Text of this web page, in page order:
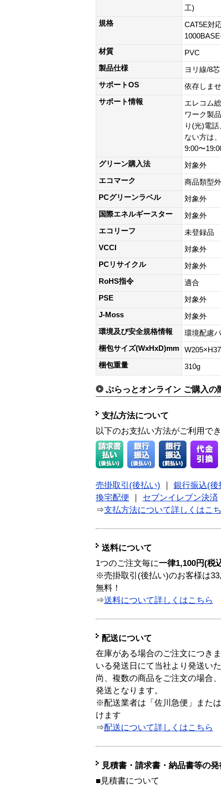
工)
規格
CAT5E対
材質
PVC
製品仕様
ヨリ線/8
サポートOS
依存しま
サポート情報
エレコム
ワーク製
り(光)電
ない方は
9:00〜
グリーン購入法
対象外
エコマーク
商品類型外
PCグリーンラベル
対象外
国際エネルギースター
対象外
エコリーフ
未登録品
VCCI
対象外
PCリサイクル
対象外
RoHS指令
適合
PSE
対象外
J-Moss
対象外
環境及び安全規格情報
環境配慮
梱包サイズ(WxHxD)mm
梱包重量
310g
ぷらっとオンライン ご購入の
支払方法について
以下のお支払い方法がご利用で
売掛取引(後払い) ｜ 銀行振込(後
換宅配便 ｜ セブンイレブン決済
⇒支払方法について詳しくはこ
送料について
1つのご注文毎に一律1,100円(税
※売掛取引(後払い)のお客様は
無料！
⇒送料について詳しくはこちら
配送について
在庫がある場合のご注文につき
いる発送日にて当社より発送い
尚、複数の商品をご注文の場合
発送となります。
※配送業者は「佐川急便」また
けます
⇒配送について詳しくはこちら
見積書・請求書・納品書等の
■見積書について